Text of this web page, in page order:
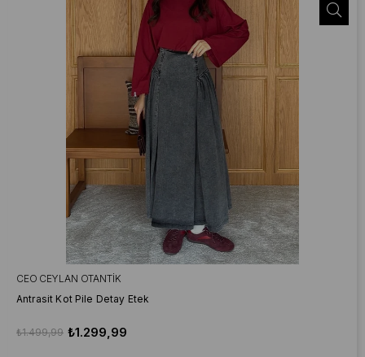
CEO CEYLAN OTANTIK
Antrasit Kot Pile Detay Etek
₺1.299,99
₺1.499,99